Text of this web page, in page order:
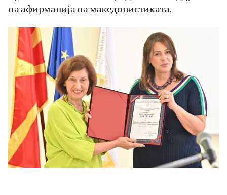
на афирмација на македонистиката.